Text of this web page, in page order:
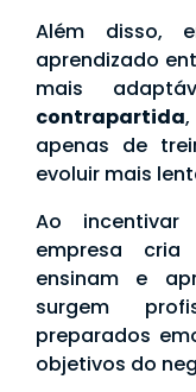
Além disso,
aprendizado
mais
contrapartida
apenas de
evoluir mais
Ao
empresa
ensinam e
surgem
preparados
objetivos do